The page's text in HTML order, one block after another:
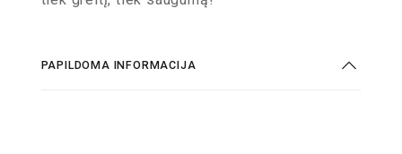
PAPILDOMA INFORMACIJA